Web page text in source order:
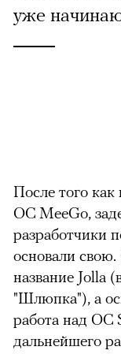
уже
После того
ОС MeeGo,
разработчики
основали
название Jolla
"Шлюпка"), а
работа над ОС
дальнейшего